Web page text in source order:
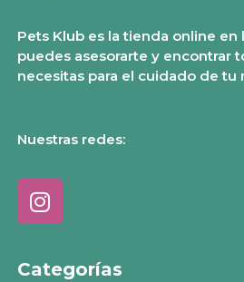
Pets Klub es la tienda online en
puedes asesorarte y encontrar
necesitas para el cuidado de tu
Nuestras redes:
Categorías